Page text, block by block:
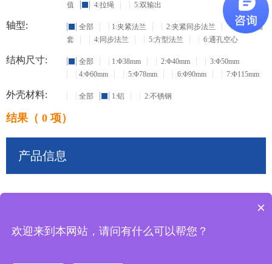
值
4:拉绳 5:双输出
轴型: 全部 1:夹紧法兰 2:夹紧同步法兰
3:盲孔轴
套
4:同步法兰 5:方型法兰 6:通孔空心
结构尺寸: 全部 1:Φ38mm 2:Φ40mm
3:Φ50mm
4:Φ60mm
5:Φ78mm 6:Φ90mm 7:Φ115mm
外壳材料: 全部 1:铝 2:不锈钢
结果（ 0 项）
产品信息
×
欢迎来到本网站，请问有什么可以帮您？